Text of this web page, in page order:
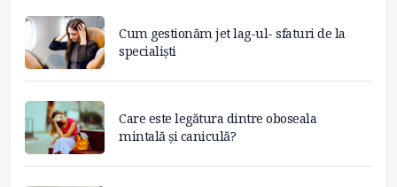
Cum gestionăm jet lag-ul- sfaturi de la
specialiști
Care este legătura dintre oboseala
mintală și caniculă?